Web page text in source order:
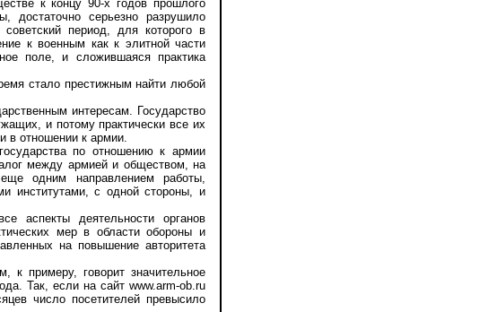
к концу 90-х годов прошлого
достаточно серьезно разрушило
период, для которого в
к военным как к элитной части
поле, и сложившаяся практика
стало престижным найти любой
интересам. Государство
и потому практически все их
в отношении к армии.
по отношению к армии
между армией и обществом, на
одним направлением работы,
институтами, с одной стороны, и
деятельности органов
мер в области обороны и
на повышение авторитета
примеру, говорит значительное
Так, если на сайт www.arm-ob.ru
число посетителей превысило